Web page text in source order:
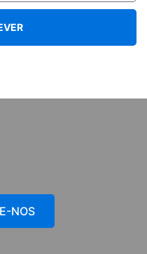
NOS